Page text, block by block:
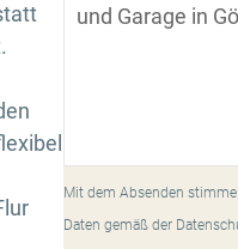
Mit dem Absenden
Daten gemäß der